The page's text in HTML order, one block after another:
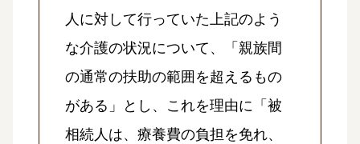
人に対して行っていた上記のよう
な介護の状況について、「親族間
の通常の扶助の範囲を超えるもの
がある」とし、これを理由に「被
相続人は、療養費の負担を免れ、